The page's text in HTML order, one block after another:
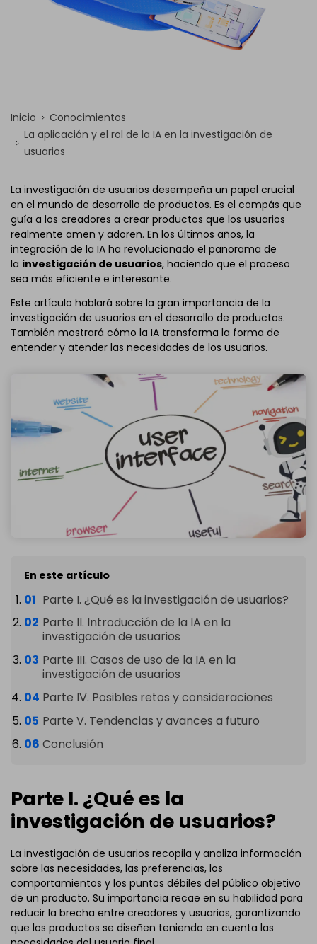
Inicio
Conocimientos
La aplicación y el rol de la IA en la investigación de
usuarios
La investigación de usuarios desempeña un papel crucial
en el mundo de desarrollo de productos. Es el compás que
guía a los creadores a crear productos que los usuarios
realmente amen y adoren. En los últimos años, la
integración de la IA ha revolucionado el panorama de
la investigación de usuarios, haciendo que el proceso
sea más eficiente e interesante.
Este artículo hablará sobre la gran importancia de la
investigación de usuarios en el desarrollo de productos.
También mostrará cómo la IA transforma la forma de
entender y atender las necesidades de los usuarios.
En este artículo
Parte I. ¿Qué es la investigación de usuarios?
Parte II. Introducción de la IA en la
investigación de usuarios
Parte III. Casos de uso de la IA en la
investigación de usuarios
Parte IV. Posibles retos y consideraciones
Parte V. Tendencias y avances a futuro
Conclusión
Parte I. ¿Qué es la
investigación de usuarios?
La investigación de usuarios recopila y analiza información
sobre las necesidades, las preferencias, los
comportamientos y los puntos débiles del público objetivo
de un producto. Su importancia recae en su habilidad para
reducir la brecha entre creadores y usuarios, garantizando
que los productos se diseñen teniendo en cuenta las